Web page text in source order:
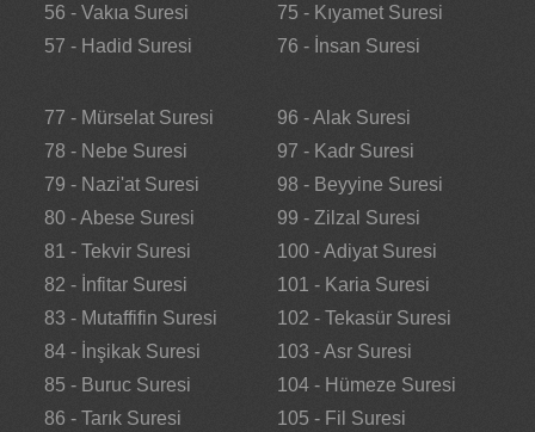
56 - Vakıa Suresi
57 - Hadid Suresi
75 - Kıyamet Suresi
76 - İnsan Suresi
77 - Mürselat Suresi
78 - Nebe Suresi
79 - Nazi'at Suresi
80 - Abese Suresi
81 - Tekvir Suresi
82 - İnfitar Suresi
83 - Mutaffifin Suresi
84 - İnşikak Suresi
85 - Buruc Suresi
86 - Tarık Suresi
96 - Alak Suresi
97 - Kadr Suresi
98 - Beyyine Suresi
99 - Zilzal Suresi
100 - Adiyat Suresi
101 - Karia Suresi
102 - Tekasür Suresi
103 - Asr Suresi
104 - Hümeze Suresi
105 - Fil Suresi